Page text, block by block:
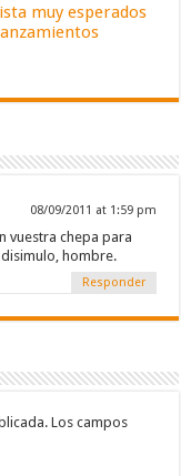
muy esperados
08/09/2011 at 1:59 pm
vuestra chepa para
hombre.
Responder
Los campos